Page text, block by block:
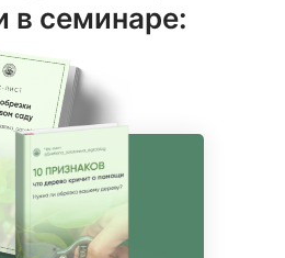
в семинаре: